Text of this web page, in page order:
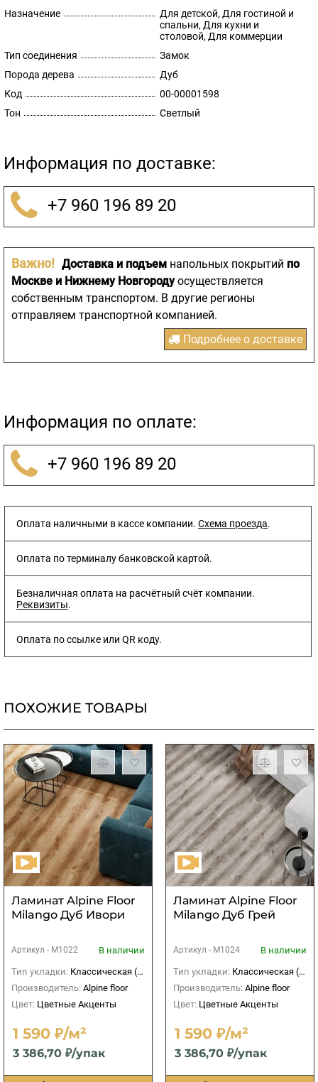
Назначение
Для детской, Для гостиной и
спальни, Для кухни и
столовой, Для коммерции
Тип соединения
Замок
Порода дерева
Дуб
Код
00-00001598
Тон
Светлый
Информация по доставке:
+7 960 196 89 20
Важно! Доставка и подъем напольных покрытий по
Москве и Нижнему Новгородуосуществляется
собственным транспортом. В другие регионы
отправляем транспортной компанией.
Подробнее о доставке
Информация по оплате:
+7 960 196 89 20
Оплата наличными в кассе компании. Схема проезда.
Оплата по терминалу банковской картой.
Безналичная оплата на расчётный счёт компании.
Реквизиты.
Оплата по ссылке или QR коду.
ПОХОЖИЕ ТОВАРЫ
Ламинат Alpine Floor
Milango Дуб Ивори
Артикул - М1022
В наличии
Тип укладки: Классическая (прямая)
Производитель: Alpine floor
Цвет: Цветные Акценты
1 590 ₽/м²
3 386,70 ₽/упак
Ламинат Alpine Floor
Milango Дуб Грей
Артикул - М1024
В наличии
Тип укладки: Классическая (прямая)
Производитель: Alpine floor
Цвет: Цветные Акценты
1 590 ₽/м²
3 386,70 ₽/упак